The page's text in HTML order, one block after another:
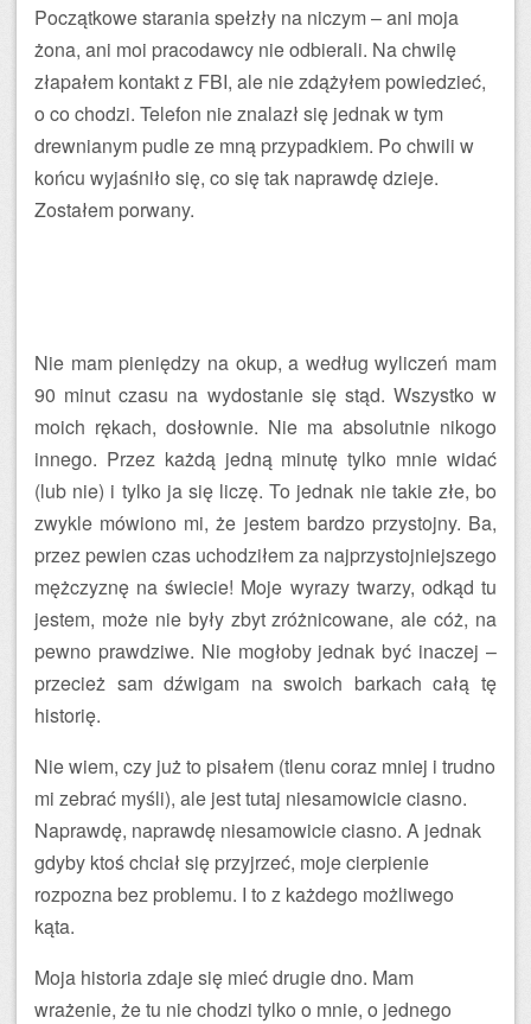
Początkowe starania spełzły na niczym – ani moja
żona, ani moi pracodawcy nie odbierali. Na chwilę
złapałem kontakt z FBI, ale nie zdążyłem powiedzieć,
o co chodzi. Telefon nie znalazł się jednak w tym
drewnianym pudle ze mną przypadkiem. Po chwili w
końcu wyjaśniło się, co się tak naprawdę dzieje.
Zostałem porwany.
Nie mam pieniędzy na okup, a według wyliczeń mam
90 minut czasu na wydostanie się stąd. Wszystko w
moich rękach, dosłownie. Nie ma absolutnie nikogo
innego. Przez każdą jedną minutę tylko mnie widać
(lub nie) i tylko ja się liczę. To jednak nie takie złe, bo
zwykle mówiono mi, że jestem bardzo przystojny. Ba,
przez pewien czas uchodziłem za najprzystojniejszego
mężczyznę na świecie! Moje wyrazy twarzy, odkąd tu
jestem, może nie były zbyt zróżnicowane, ale cóż, na
pewno prawdziwe. Nie mogłoby jednak być inaczej –
przecież sam dźwigam na swoich barkach całą tę
historię.
Nie wiem, czy już to pisałem (tlenu coraz mniej i trudno
mi zebrać myśli), ale jest tutaj niesamowicie ciasno.
Naprawdę, naprawdę niesamowicie ciasno. A jednak
gdyby ktoś chciał się przyjrzeć, moje cierpienie
rozpozna bez problemu. I to z każdego możliwego
kąta.
Moja historia zdaje się mieć drugie dno. Mam
wrażenie, że tu nie chodzi tylko o mnie, o jednego